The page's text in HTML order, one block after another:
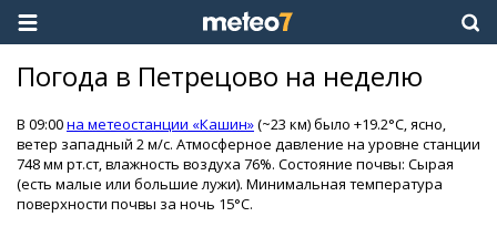
Погода в Петрецово на неделю
В 09:00на метеостанции «Кашин»(~23 км) было +19.2°C, ясно,
ветер западный 2 м/с. Атмосферное давление на уровне станции
748 мм рт.ст, влажность воздуха 76%. Состояние почвы: Сырая
(есть малые или большие лужи). Минимальная температура
поверхности почвы за ночь 15°C.